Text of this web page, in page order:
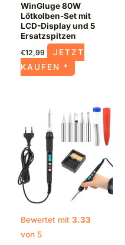
WinGluge 80W
Lötkolben-Set mit
LCD-Display und 5
Ersatzspitzen
€12,99
JETZT
KAUFEN *
Bewertet mit 3.33
von 5